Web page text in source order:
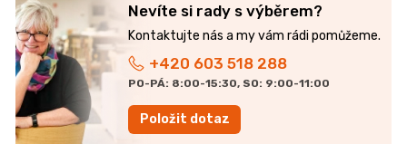
Nevíte si rady s výběrem?
+420 603 518 288
PO-PÁ: 8:00-15:30, SO: 9:00-11:00
Položit dotaz